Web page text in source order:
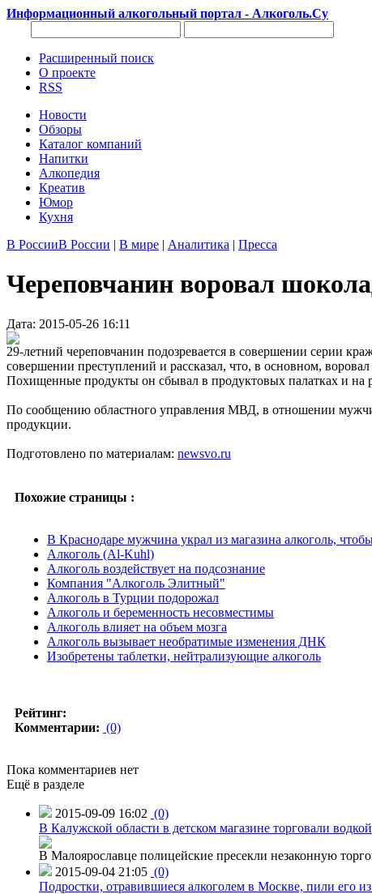
Информационный алкогольный портал - Алкоголь.Су
Расширенный поиск
О проекте
RSS
Новости
Обзоры
Каталог компаний
Напитки
Алкопедия
Креатив
Юмор
Кухня
В РоссииВ России | В мире | Аналитика | Пресса
Череповчанин воровал
Дата: 2015-05-26 16:11
29-летний череповчанин подозревается в совершении серии
совершении преступлений и рассказал, что, в основном,
Похищенные продукты он сбывал в продуктовых палатках и на
По сообщению областного управления МВД, в отношении
продукции.
Подготовлено по материалам: newsvo.ru
Похожие страницы :
В Краснодаре мужчина украл из магазина алкоголь,
Алкоголь (Al-Kuhl)
Алкоголь воздействует на подсознание
Компания "Алкоголь Элитный"
Алкоголь в Турции подорожал
Алкоголь и беременность несовместимы
Алкоголь влияет на объем мозга
Алкоголь вызывает необратимые изменения ДНК
Изобретены таблетки, нейтрализующие алкоголь
Рейтинг:
Комментарии: (0)
Пока комментариев нет
Ещё в разделе
2015-09-09 16:02 (0)
В Калужской области в детском магазине торговали водкой
В Малоярославце полицейские пресекли незаконную
2015-09-04 21:05 (0)
Подростки, отравившиеся алкоголем в Москве, пили его из